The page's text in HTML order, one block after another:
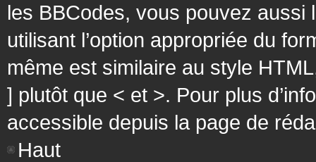
les BBCodes, vous pouvez
utilisant l’option appropriée du
même est similaire au style
] plutôt que < et >. Pour plus
accessible depuis la page de
Haut